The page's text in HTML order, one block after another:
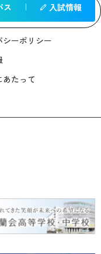
ス 入試情報
シーポリシー
あたって